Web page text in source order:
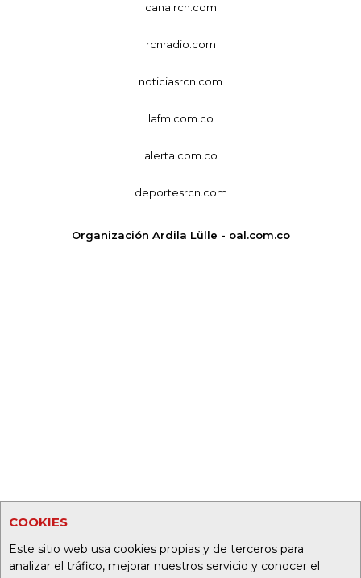
COOKIES
Este sitio web usa cookies propias y de terceros para
analizar el tráfico, mejorar nuestros servicio y conocer el
canalrcn.com
rcnradio.com
noticiasrcn.com
lafm.com.co
alerta.com.co
deportesrcn.com
Organización Ardila Lülle - oal.com.co